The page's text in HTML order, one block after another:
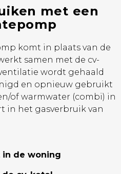
met een
komt in plaats van de
samen met de cv-
wordt gehaald
en opnieuw gebruikt
of warmwater (combi) in
in het gasverbruik van
in de woning